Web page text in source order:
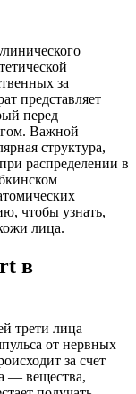
за
представляет
перед
Важной
структура,
распределении в
чтобы узнать,
лица.
в
трети лица
от нервных
за счет
— вещества,